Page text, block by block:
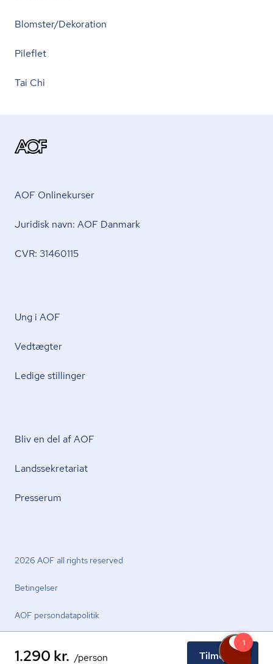
1.290 kr. /person Tilmeld nu
Blomster/Dekoration
Pileflet
Tai Chi
AOF Onlinekurser
Juridisk navn: AOF Danmark
CVR: 31460115
Ung i AOF
Vedtægter
Ledige stillinger
Bliv en del af AOF
Lands­se­kre­ta­ri­at
Presserum
2026 AOF all rights reserved
Betingelser
AOF per­son­da­ta­po­li­tik
facebook.comyoutube.comlinkedin.com